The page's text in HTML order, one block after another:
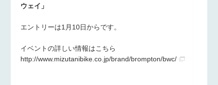
ウェイ」
エントリーは1月10日からです。
イベントの詳しい情報はこちら
http://www.mizutanibike.co.jp/brand/brompton/bwc/